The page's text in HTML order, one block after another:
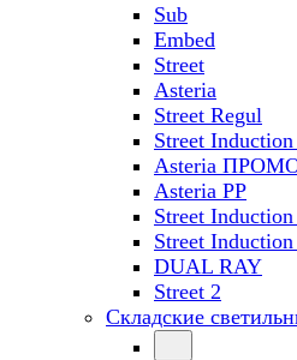
Sub
Embed
Street
Asteria
Street Regul
Street
Asteria
Asteria PP
Street
Street
DUAL RAY
Street 2
Складские